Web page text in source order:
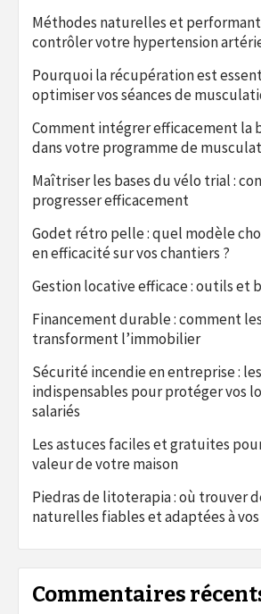
Méthodes naturelles et
contrôler votre hypertension
Pourquoi la récupération est
optimiser vos séances de
Comment intégrer efficacement la
dans votre programme de
Maîtriser les bases du vélo trial :
progresser efficacement
Godet rétro pelle : quel modèle
en efficacité sur vos chantiers ?
Gestion locative efficace : outils et
Financement durable : comment
transforment l’immobilier
Sécurité incendie en entreprise :
indispensables pour protéger vos
salariés
Les astuces faciles et gratuites
valeur de votre maison
Piedras de litoterapia : où trouver
naturelles fiables et adaptées à
Commentaires